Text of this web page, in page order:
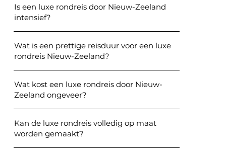
Is een luxe rondreis door Nieuw-Zeeland
intensief?
Wat is een prettige reisduur voor een luxe
rondreis Nieuw-Zeeland?
Wat kost een luxe rondreis door Nieuw-
Zeeland ongeveer?
Kan de luxe rondreis volledig op maat
worden gemaakt?